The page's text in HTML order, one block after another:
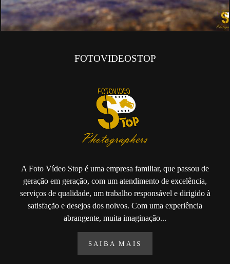
FOTOVIDEOSTOP
A Foto Vídeo Stop é uma empresa familiar, que passou de
geração em geração, com um atendimento de excelência,
serviços de qualidade, um trabalho responsável e dirigido à
satisfação e desejos dos noivos. Com uma experiência
abrangente, muita imaginação...
SAIBA MAIS